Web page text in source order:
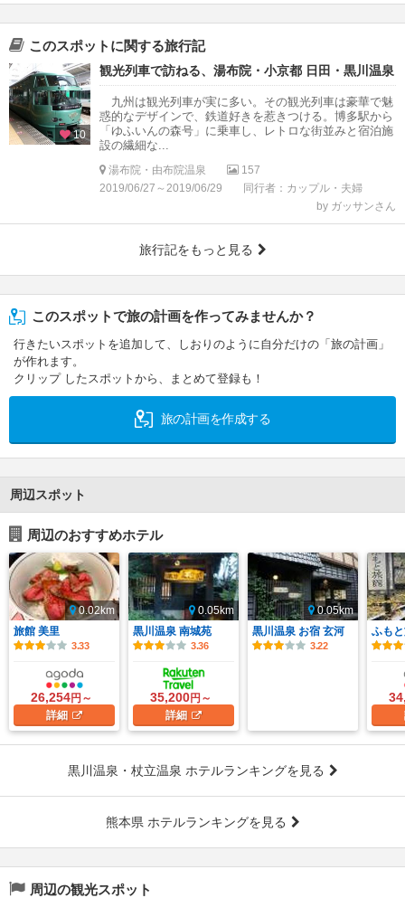
このスポットに関する旅行記
10
観光列車で訪ねる、湯布院・小京都 日田・黒川温泉
九州は観光列車が実に多い。その観光列車は豪華で魅
惑的なデザインで、鉄道好きを惹きつける。博多駅から
「ゆふいんの森号」に乗車し、レトロな街並みと宿泊施
設の繊細な...
湯布院・由布院温泉
157
2019/06/27～2019/06/29
同行者：カップル・夫婦
by ガッサンさん
旅行記をもっと見る
このスポットで旅の計画を作ってみませんか？
行きたいスポットを追加して、しおりのように自分だけの「旅の計画」
が作れます。
クリップ したスポットから、まとめて登録も！
旅の計画を作成する
周辺スポット
周辺のおすすめホテル
0.02km
旅館 美里
3.33
26,254円～
詳細
0.05km
黒川温泉 南城苑
3.36
35,200円～
詳細
0.05km
黒川温泉 お宿 玄河
3.22
ふも
黒川温泉・杖立温泉 ホテルランキングを見る
熊本県 ホテルランキングを見る
周辺の観光スポット